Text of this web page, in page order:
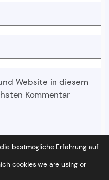
Website in diesem
Kommentar
von WordPress
bestmögliche Erfahrung auf
cookies we are using or